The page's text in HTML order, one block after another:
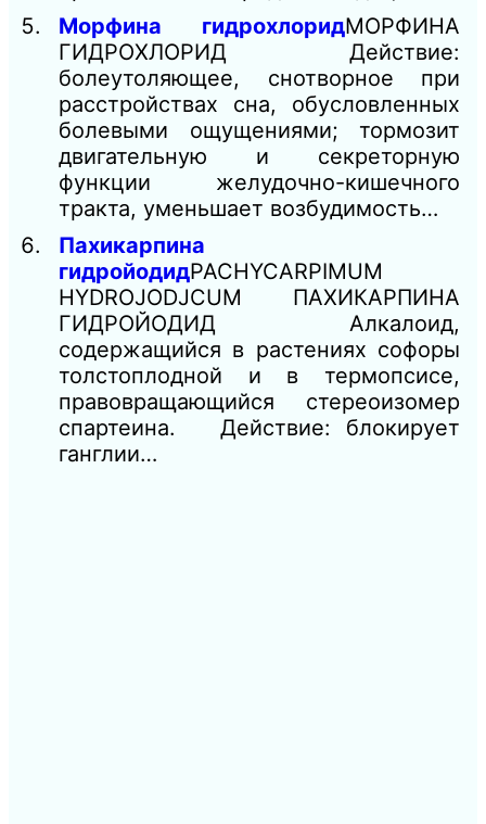
Морфина гидрохлоридМОРФИНА
ГИДРОХЛОРИД Действие:
болеутоляющее, снотворное при
расстройствах сна, обусловленных
болевыми ощущениями; тормозит
двигательную и секреторную
функции желудочно-кишечного
тракта, уменьшает возбудимость…
Пахикарпина
гидройодидPACHYCARPIMUM
HYDROJODJCUM ПАХИКАРПИНА
ГИДРОЙОДИД Алкалоид,
содержащийся в растениях софоры
толстоплодной и в термопсисе,
правовращающийся стереоизомер
спартеина. Действие: блокирует
ганглии…